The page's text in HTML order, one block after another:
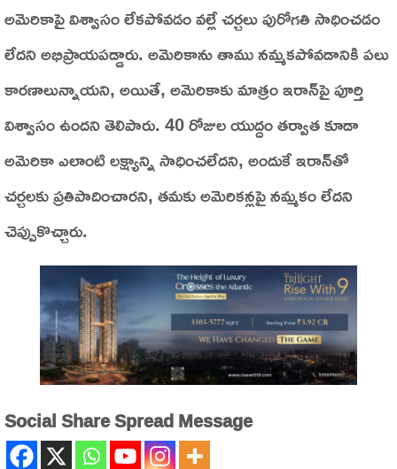
అమెరికాపై విశ్వాసం లేకపోవడం వల్లే చర్చలు పురోగతి సాధించడం
లేదని అభిప్రాయపడ్డారు. అమెరికాను తాము నమ్మకపోవడానికి పలు
కారణాలున్నాయని, అయితే, అమెరికాకు మాత్రం ఇరాన్‌పై పూర్తి
విశ్వాసం ఉందని తెలిపారు. 40 రోజుల యుద్దం తర్వాత కూడా
అమెరికా ఎలాంటి లక్ష్యాన్ని సాధించలేదని, అందుకే ఇరాన్‌తో
చర్చలకు ప్రతిపాదించారని, తమకు అమెరికన్లపై నమ్మకం లేదని
చెప్పుకొచ్చారు.
Social Share Spread Message